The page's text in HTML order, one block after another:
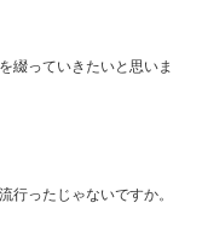
綴っていきたいと思いま
行ったじゃないですか。